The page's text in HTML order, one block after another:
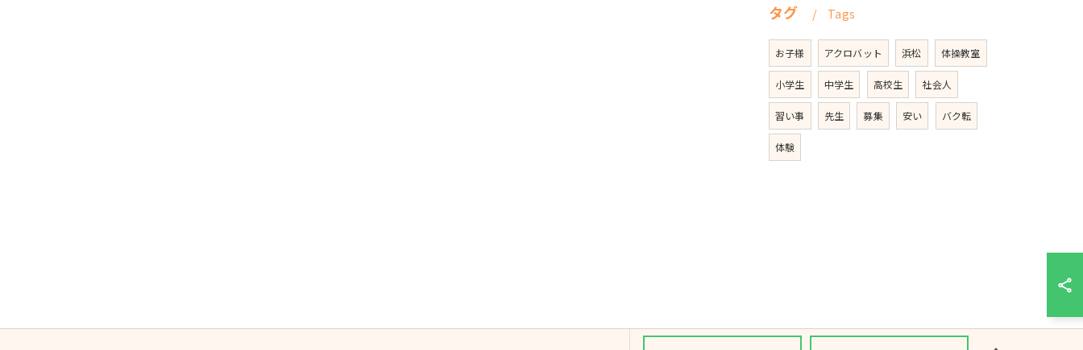
タグ Tags
お子様 アクロバット 浜松 体操教室
小学生 中学生 高校生 社会人
習い事 先生 募集 安い バク転
体験